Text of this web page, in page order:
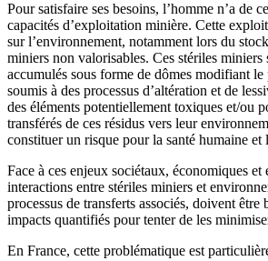
Pour satisfaire ses besoins, l’homme n’a de
capacités d’exploitation minière. Cette
sur l’environnement, notamment lors du
miniers non valorisables. Ces stériles miniers
accumulés sous forme de dômes modifiant le
soumis à des processus d’altération et de
des éléments potentiellement toxiques et/ou
transférés de ces résidus vers leur
constituer un risque pour la santé humaine et
Face à ces enjeux sociétaux, économiques
interactions entre stériles miniers et
processus de transferts associés, doivent être
impacts quantifiés pour tenter de les
En France, cette problématique est